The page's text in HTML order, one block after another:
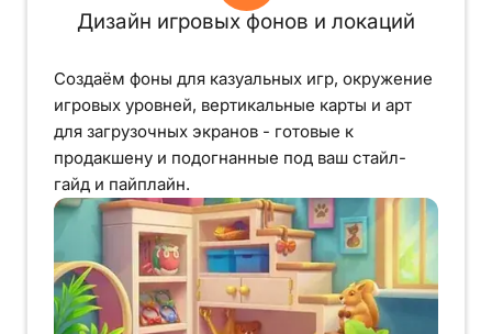
Дизайн игровых фонов и локаций
Создаём фоны для казуальных игр, окружение
игровых уровней, вертикальные карты и арт
для загрузочных экранов - готовые к
продакшену и подогнанные под ваш стайл-
гайд и пайплайн.